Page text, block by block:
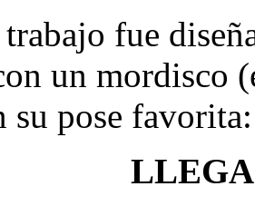
fue
un mordisco
su pose